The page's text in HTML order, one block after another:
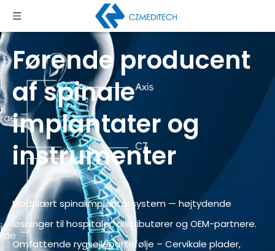
Førende producent
af spinale
implantater og
instrumenter
Modulært spinalimplantatsystem — højtydende
løsninger til hospitaler, distributører og OEM-partnere.
Omfattende rygsøjleportefølje – Cervikale plader,